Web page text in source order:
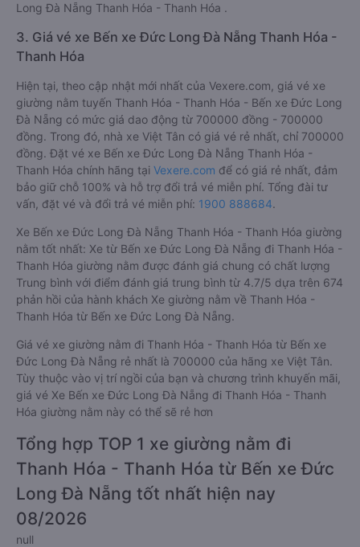
Long Đà Nẵng Thanh Hóa - Thanh Hóa .
3. Giá vé xe Bến xe Đức Long Đà Nẵng Thanh Hóa -
Thanh Hóa
Hiện tại, theo cập nhật mới nhất của Vexere.com, giá vé xe
giường nằm tuyến Thanh Hóa - Thanh Hóa - Bến xe Đức Long
Đà Nẵng có mức giá dao động từ 700000 đồng - 700000
đồng. Trong đó, nhà xe Việt Tân có giá vé rẻ nhất, chỉ 700000
đồng. Đặt vé xe Bến xe Đức Long Đà Nẵng Thanh Hóa -
Thanh Hóa chính hãng tại Vexere.com để có giá rẻ nhất, đảm
bảo giữ chỗ 100% và hỗ trợ đổi trả vé miễn phí. Tổng đài tư
vấn, đặt vé và đổi trả vé miễn phí: 1900 888684.
Xe Bến xe Đức Long Đà Nẵng Thanh Hóa - Thanh Hóa giường
nằm tốt nhất: Xe từ Bến xe Đức Long Đà Nẵng đi Thanh Hóa -
Thanh Hóa giường nằm được đánh giá chung có chất lượng
Trung bình với điểm đánh giá trung bình từ 4.7/5 dựa trên 674
phản hồi của hành khách Xe giường nằm về Thanh Hóa -
Thanh Hóa từ Bến xe Đức Long Đà Nẵng.
Giá vé xe giường nằm đi Thanh Hóa - Thanh Hóa từ Bến xe
Đức Long Đà Nẵng rẻ nhất là 700000 của hãng xe Việt Tân.
Tùy thuộc vào vị trí ngồi của bạn và chương trình khuyến mãi,
giá vé Xe Bến xe Đức Long Đà Nẵng đi Thanh Hóa - Thanh
Hóa giường nằm này có thể sẽ rẻ hơn
Tổng hợp TOP 1 xe giường nằm đi
Thanh Hóa - Thanh Hóa từ Bến xe Đức
Long Đà Nẵng tốt nhất hiện nay
08/2026
null